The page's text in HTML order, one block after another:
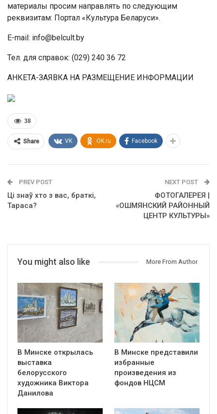
материалы просим направлять по следующим
реквизитам: Портал «Культура Беларуси».
E-mail: info@belcult.by
Тел. для справок: (029) 240 36 72
АНКЕТА-ЗАЯВКА НА РАЗМЕЩЕНИЕ ИНФОРМАЦИИ
38
Share VK OK.ru Facebook
PREV POST
Ці знаў хто з вас, браткі,
Тараса?
NEXT POST
ФОТОГАЛЕРЕЯ |
«ОШМЯНСКИЙ РАЙОННЫЙ
ЦЕНТР КУЛЬТУРЫ»
You might also like More From Author
В Минске открылась
выставка
белорусского
художника Виктора
Данилова
В Минске представили
избранные
произведения из
фондов НЦСМ